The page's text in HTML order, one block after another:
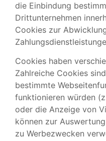
die Einbindung
Drittunternehmen
Cookies zur
Cookies haben
Zahlreiche Cookies
bestimmte
funktionieren würden
oder die Anzeige von
können zur
zu Werbezwecken